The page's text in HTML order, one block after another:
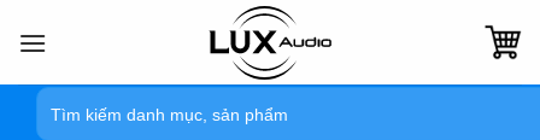
qua
Tìm
kiếm: